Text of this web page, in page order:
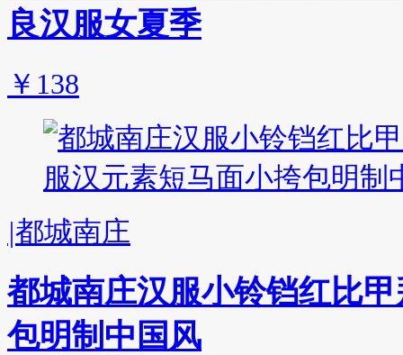
良汉服女夏季
￥138
|都城南庄
都城南庄汉服小铃铛红比
包明制中国风